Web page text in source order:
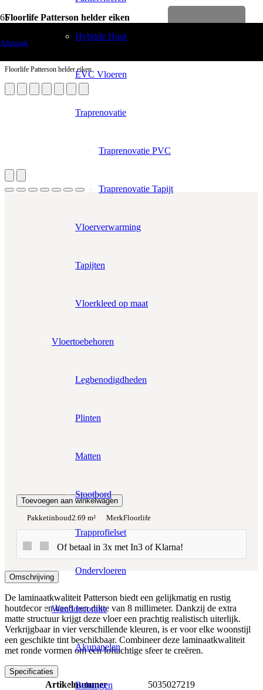
Afspraak
Hybride Hout
EVC Vloeren
Traprenovatie
Traprenovatie PVC
Traprenovatie Tapijt
Vloerverwarming
Tapijten
Vloerkleed op maat
Vloertoebehoren
Legbenodigdheden
Plinten
Matten
Stootbord
Trapprofielset
Ondervloeren
Wanddecoratie
Akupanelen
Behangen
Floorlife Patterson helder eiken
Floorlife Patterson helder eiken
Aantal pakken (2.69 m²)
€4.25 per stuk
Toevoegen aan winkelwagen
Pakketinhoud2.69 m² MerkFloorlife
Of betaal in 3x met In3 of Klarna!
Omschrijving
De laminaatkwaliteit Patterson biedt een gelijkmatig en rustig
houtdecor en heeft een dikte van 8 millimeter. Dankzij de extra
matte structuur krijgt deze vloer een prachtig realistisch uiterlijk.
Verkrijgbaar in vier verschillende kleuren, is er voor elke woonstijl
een geschikte tint beschikbaar. Combineer deze laminaatkwaliteit
met ronde vormen om een loftachtige sfeer te creëren.
Specificaties
Artikelnummer
5035027219